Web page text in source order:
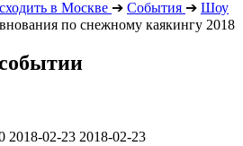
в Москве ➔ События ➔ Шоу
по снежному каякингу 2018
2018-02-23 2018-02-23